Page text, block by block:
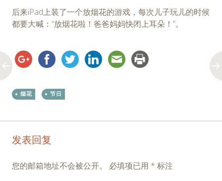
后来iPad上装了一个放烟花的游戏，每次儿子玩儿的时候
都要大喊：“放烟花啦！爸爸妈妈快闭上耳朵！”。
烟花 节日
Post
navigation
发表回复
您的邮箱地址不会被公开。 必填项已用 * 标注